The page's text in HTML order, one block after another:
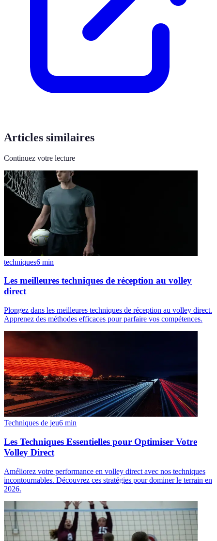
Articles similaires
Continuez votre lecture
techniques6 min
Les meilleures techniques de réception au volley
direct
Plongez dans les meilleures techniques de réception au volley direct.
Apprenez des méthodes efficaces pour parfaire vos compétences.
Techniques de jeu6 min
Les Techniques Essentielles pour Optimiser Votre
Volley Direct
Améliorez votre performance en volley direct avec nos techniques
incontournables. Découvrez ces stratégies pour dominer le terrain en
2026.